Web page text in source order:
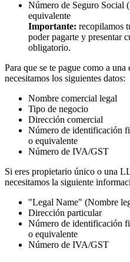
Número de Seguro Social
equivalente
Importante: recopilamos
poder pagarte y presentar
obligatorio.
Para que se te pague como a
necesitamos los siguientes datos:
Nombre comercial legal
Tipo de negocio
Dirección comercial
Número de identificación
o equivalente
Número de IVA/GST
Si eres propietario único o una
necesitamos la siguiente
"Legal Name" (Nombre
Dirección particular
Número de identificación
o equivalente
Número de IVA/GST